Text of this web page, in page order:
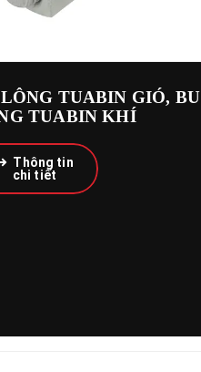
TUABIN GIÓ, BU
TUABIN KHÍ
Thông tin
chi tiết